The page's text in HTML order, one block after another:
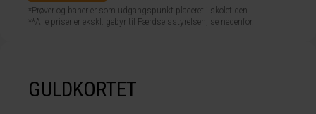
*Prøver og baner er som udgangspunkt placeret i skoletiden.
**Alle priser er ekskl. gebyr til Færdselsstyrelsen, se nedenfor.
GULDKORTET